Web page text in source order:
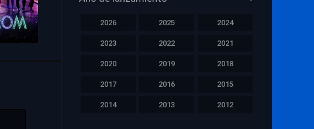
2026 2025 2024
2023 2022 2021
2020 2019 2018
2017 2016 2015
2014 2013 2012